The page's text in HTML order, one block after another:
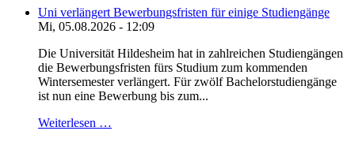
Uni verlängert Bewerbungsfristen für einige Studiengänge
Mi, 05.08.2026 - 12:09
Die Universität Hildesheim hat in zahlreichen Studiengängen
die Bewerbungsfristen fürs Studium zum kommenden
Wintersemester verlängert. Für zwölf Bachelorstudiengänge
ist nun eine Bewerbung bis zum...
Weiterlesen …